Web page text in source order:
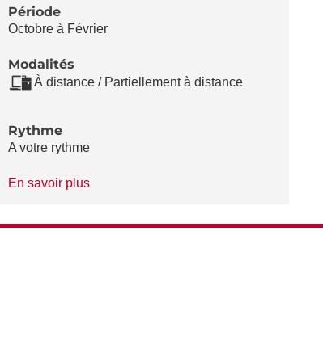
Période
Octobre à Février
Modalités
À distance / Partiellement à distance
Rythme
A votre rythme
En savoir plusà
Rythme